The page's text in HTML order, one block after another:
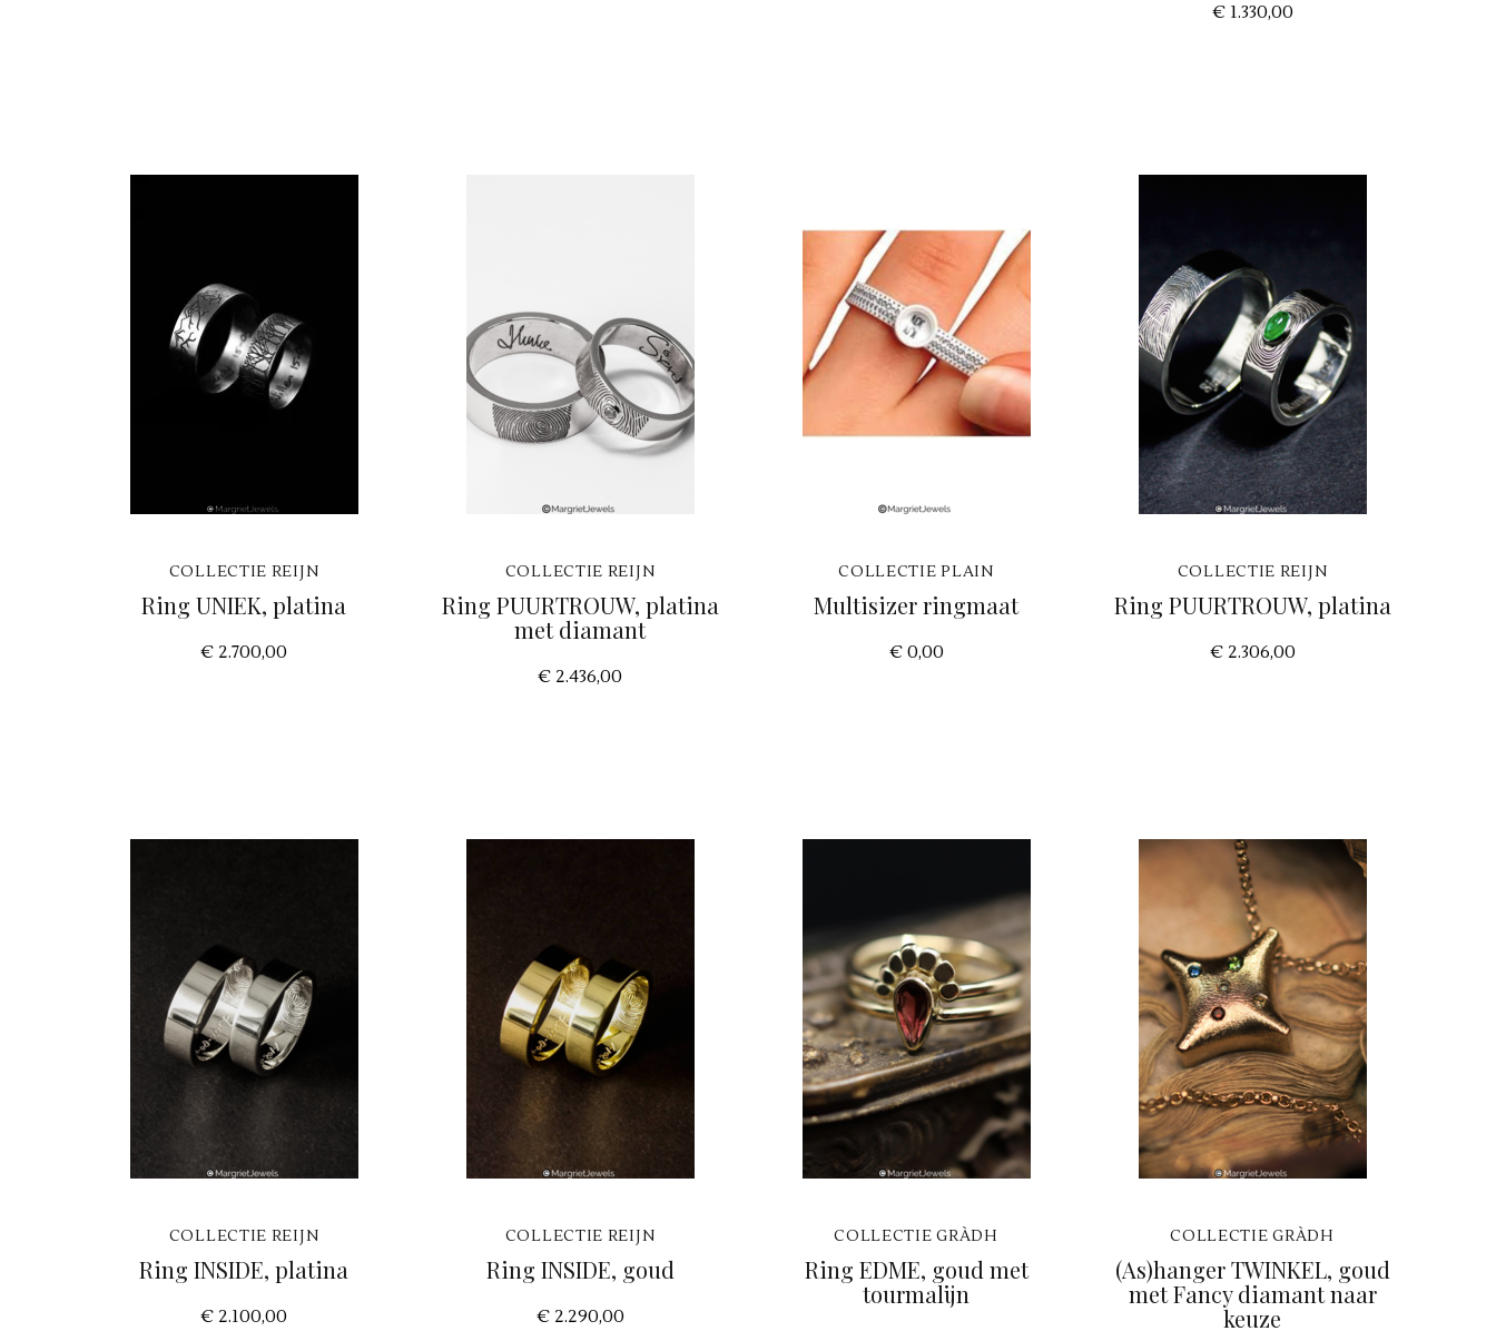
€ 1.330,00
COLLECTIE REIJN
Ring UNIEK, platina
€ 2.700,00
COLLECTIE REIJN
Ring PUURTROUW, platina
met diamant
€ 2.436,00
COLLECTIE PLAIN
Multisizer ringmaat
€ 0,00
COLLECTIE REIJN
Ring PUURTROUW, platina
€ 2.306,00
COLLECTIE REIJN
Ring INSIDE, platina
€ 2.100,00
COLLECTIE REIJN
Ring INSIDE, goud
€ 2.290,00
COLLECTIE GRÀDH
Ring EDME, goud met
tourmalijn
COLLECTIE GRÀDH
(As)hanger TWINKEL, goud
met Fancy diamant naar
keuze